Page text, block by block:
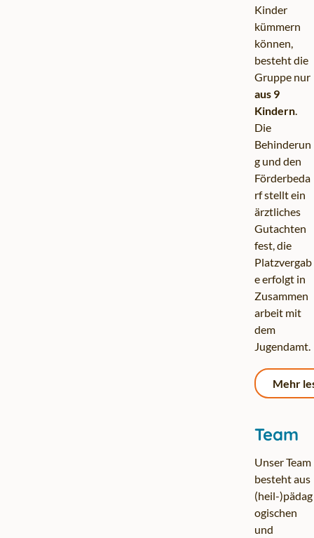
Kinder
kümmern
können,
besteht die
Gruppe nur
aus 9
Kindern.
Die
Behinderun
g und den
Förderbeda
rf stellt ein
ärztliches
Gutachten
fest, die
Platzvergab
e erfolgt in
Zusammen
arbeit mit
dem
Jugendamt.
Mehr
Team
Unser Team
besteht aus
(heil-)pädag
ogischen
und